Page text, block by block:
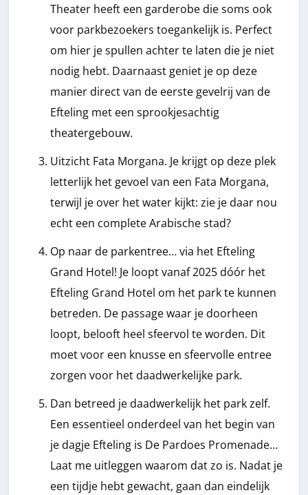
Theater heeft een garderobe die soms ook
voor parkbezoekers toegankelijk is. Perfect
om hier je spullen achter te laten die je niet
nodig hebt. Daarnaast geniet je op deze
manier direct van de eerste gevelrij van de
Efteling met een sprookjesachtig
theatergebouw.
Uitzicht Fata Morgana. Je krijgt op deze plek
letterlijk het gevoel van een Fata Morgana,
terwijl je over het water kijkt: zie je daar nou
echt een complete Arabische stad?
Op naar de parkentree… via het Efteling
Grand Hotel! Je loopt vanaf 2025 dóór het
Efteling Grand Hotel om het park te kunnen
betreden. De passage waar je doorheen
loopt, belooft heel sfeervol te worden. Dit
moet voor een knusse en sfeervolle entree
zorgen voor het daadwerkelijke park.
Dan betreed je daadwerkelijk het park zelf.
Een essentieel onderdeel van het begin van
je dagje Efteling is De Pardoes Promenade…
Laat me uitleggen waarom dat zo is. Nadat je
een tijdje hebt gewacht, gaan dan eindelijk